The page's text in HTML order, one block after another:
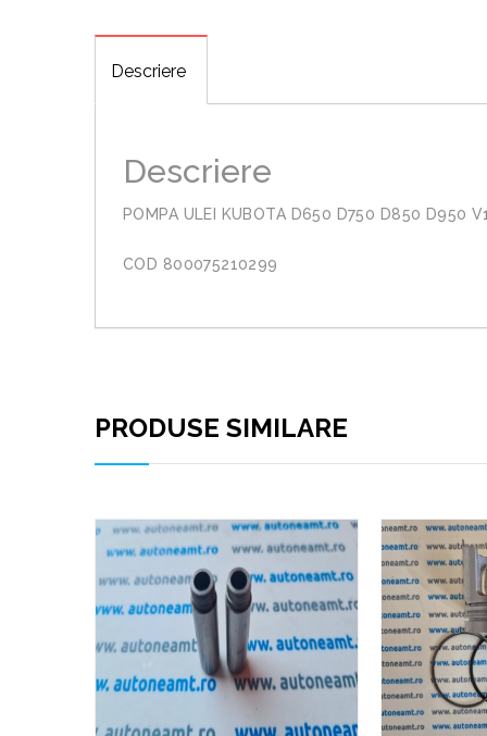
Descriere
Descriere
POMPA ULEI KUBOTA D650 D750 D850 D950
COD 800075210299
PRODUSE SIMILARE